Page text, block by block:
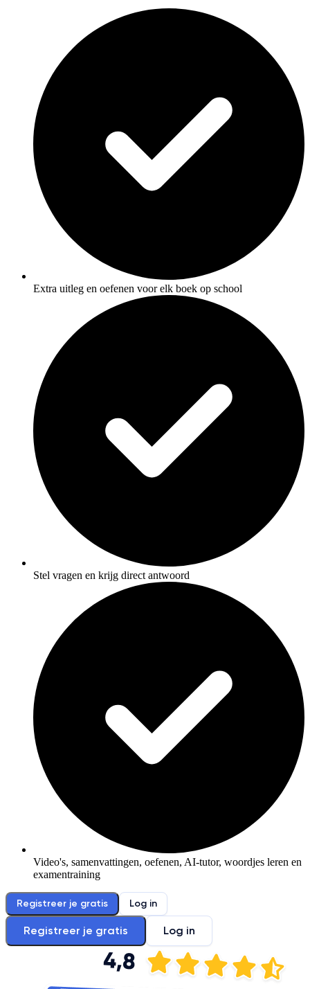
Extra uitleg en oefenen voor elk boek op school
Stel vragen en krijg direct antwoord
Video's, samenvattingen, oefenen, AI-tutor, woordjes leren en
examentraining
Registreer je gratis Log in
Registreer je gratis Log in